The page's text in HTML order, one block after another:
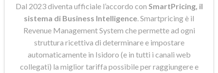
Dal 2023 diventa ufficiale l’accordo con SmartPricing, il
sistema di Business Intelligence . Smartpricing è il
Revenue Management System che permette ad ogni
struttura ricettiva di determinare e impostare
automaticamente in Isidoro (e in tutti i canali web
collegati) la miglior tariffa possibile per raggiungere e